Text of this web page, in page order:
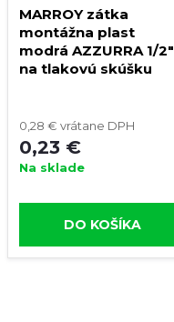
MARROY zátka
montážna plast
modrá AZZURRA 1/2"
na tlakovú skúšku
0,28 € vrátane DPH
0,23 €
Na sklade
DO KOŠÍKA